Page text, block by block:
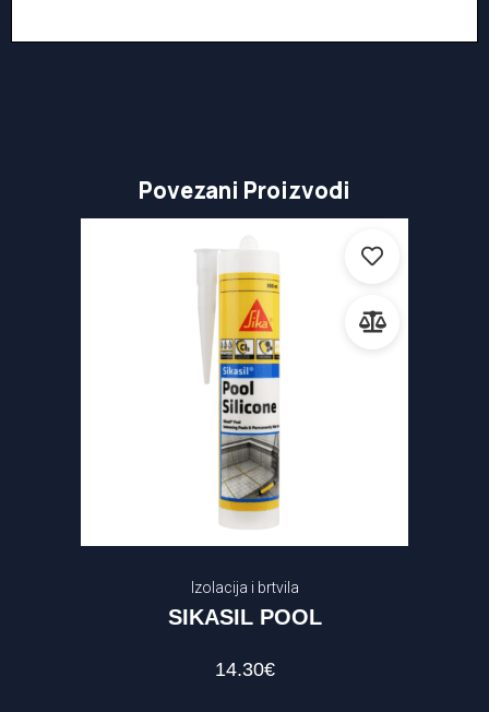
Povezani Proizvodi
Izolacija i brtvila
SIKASIL POOL
14.30€